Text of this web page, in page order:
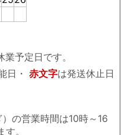
業予定日です。
日・ 赤文字は発送休止日
の営業時間は10時～16
。